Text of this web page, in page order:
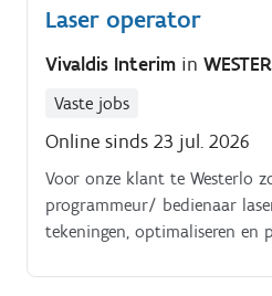
Laser operator
Vivaldis Interim in
Vaste jobs
Online sinds 23 jul. 2026
Voor onze klant te Westerlo
programmeur/ bedienaar
tekeningen, optimaliseren en
Trumpf lasersnijmachines,-